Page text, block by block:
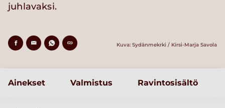
juhlavaksi.
Kuva: Sydänmekrki / Kirsi-Marja Savola
Ainekset Valmistus Ravintosisältö